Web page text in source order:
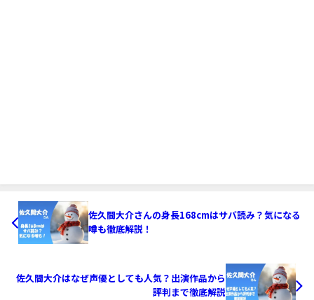
佐久間大介さんの身長168cmはサバ読み？気になる
噂も徹底解説！
佐久間大介はなぜ声優としても人気？出演作品から
評判まで徹底解説